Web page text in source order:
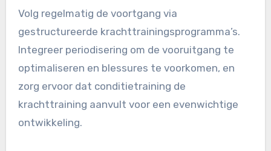
Volg regelmatig de voortgang via
gestructureerde krachttrainingsprogramma’s.
Integreer periodisering om de vooruitgang te
optimaliseren en blessures te voorkomen, en
zorg ervoor dat conditietraining de
krachttraining aanvult voor een evenwichtige
ontwikkeling.